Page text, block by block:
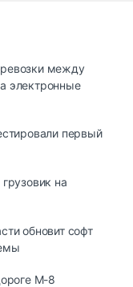
между
электронные
первый
на
обновит софт
М-8